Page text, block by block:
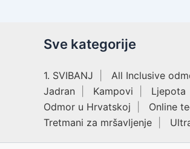
Sve kategorije
1. SVIBANJ All Inclusive
Jadran
Kampovi Ljepota
Odmor u Hrvatskoj
Online
Tretmani za mršavljenje